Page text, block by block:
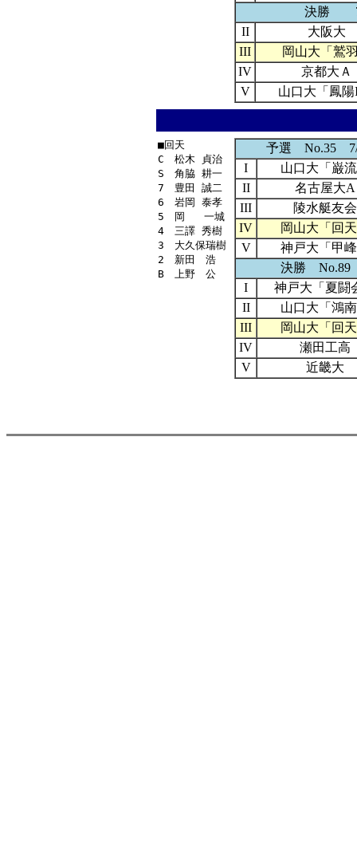
決勝
II
大阪大
III
岡山大「鷲
IV
京都大Ａ
V
山口大「鳳
■回天
C　松木 貞治
S　角脇 耕一
7　豊田 誠二
6　岩岡 泰孝
5　岡   一城
4　三譯 秀樹
3　大久保瑞樹
2　新田　浩
予選 No.35
I
山口大「巌
II
名古屋大A
III
陵水艇友会
IV
岡山大「回
V
神戸大「甲
決勝
I
神戸大「夏闘
II
山口大「鴻
III
岡山大「回
IV
瀬田工高
V
近畿大